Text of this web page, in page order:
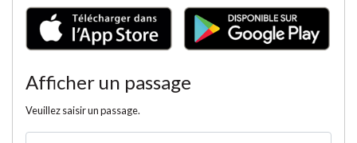
Afficher un passage
Veuillez saisir un passage.